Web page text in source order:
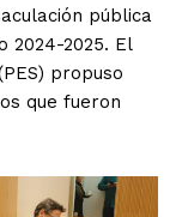
pública
2024-2025. El
propuso
que fueron